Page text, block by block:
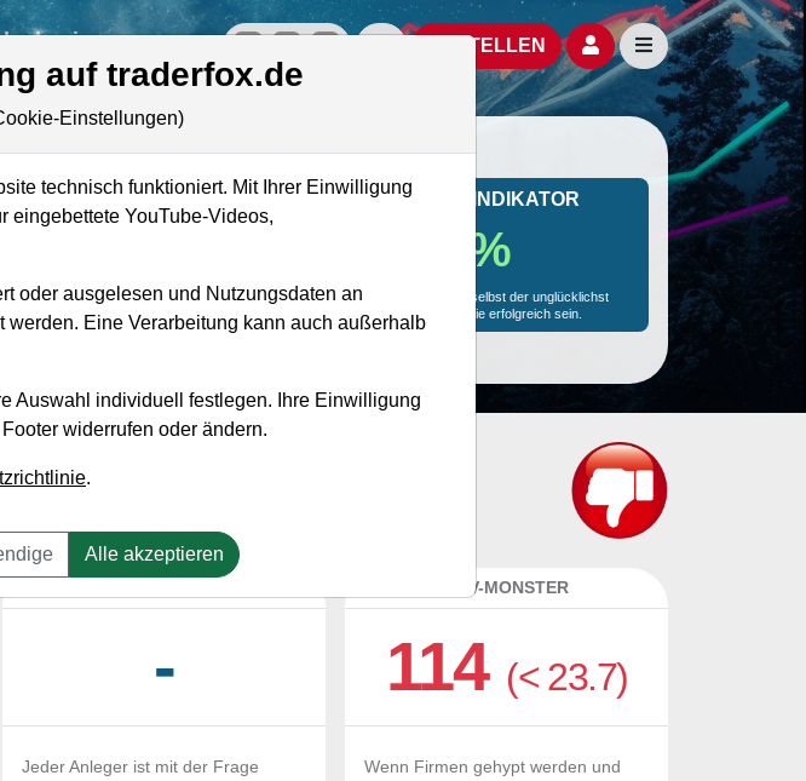
offizielle Social Media-AccountsAktien- und Artikelsuche öffnen
BESTELLEN Seitennavigation
16,58 Mrd. USD
130,02 Mio. USD
MONKEY-TRADER INDIKATOR
42.8 %
Mit 42.8 % Wahrscheinlichkeit wird selbst der unglücklichst
agierende Trader mit dieser Aktie erfolgreich sein.
-
Jeder Anleger ist mit der Frage
KUV-MONSTER
114 (< 23.7)
Wenn Firmen gehypt werden und
auf traderfox.de
Einstellungen)
technisch funktioniert. Mit Ihrer Einwilligung
eingebettete YouTube-Videos,
oder ausgelesen und Nutzungsdaten an
werden. Eine Verarbeitung kann auch außerhalb
Auswahl individuell festlegen. Ihre Einwilligung
Footer widerrufen oder ändern.
.
Alle akzeptieren